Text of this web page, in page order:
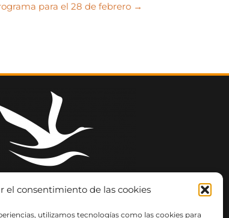
el consentimiento de las cookies
utilizamos tecnologías como las cookies para
para el 28 de febrero →